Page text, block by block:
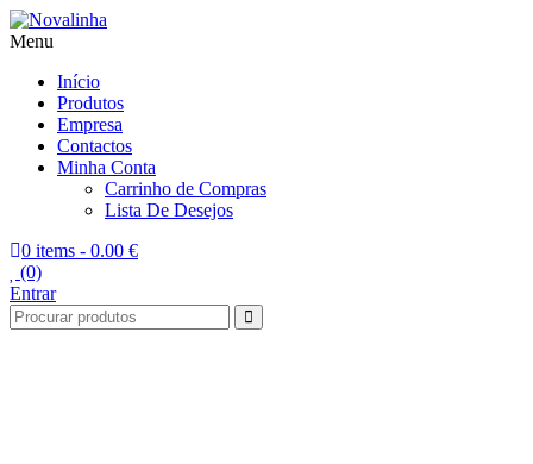
Novalinha
Informatica
Menu
Início
Produtos
Empresa
Contactos
Minha Conta
Carrinho de Compras
Lista De Desejos
0 items - 0.00 €
(0)
Entrar